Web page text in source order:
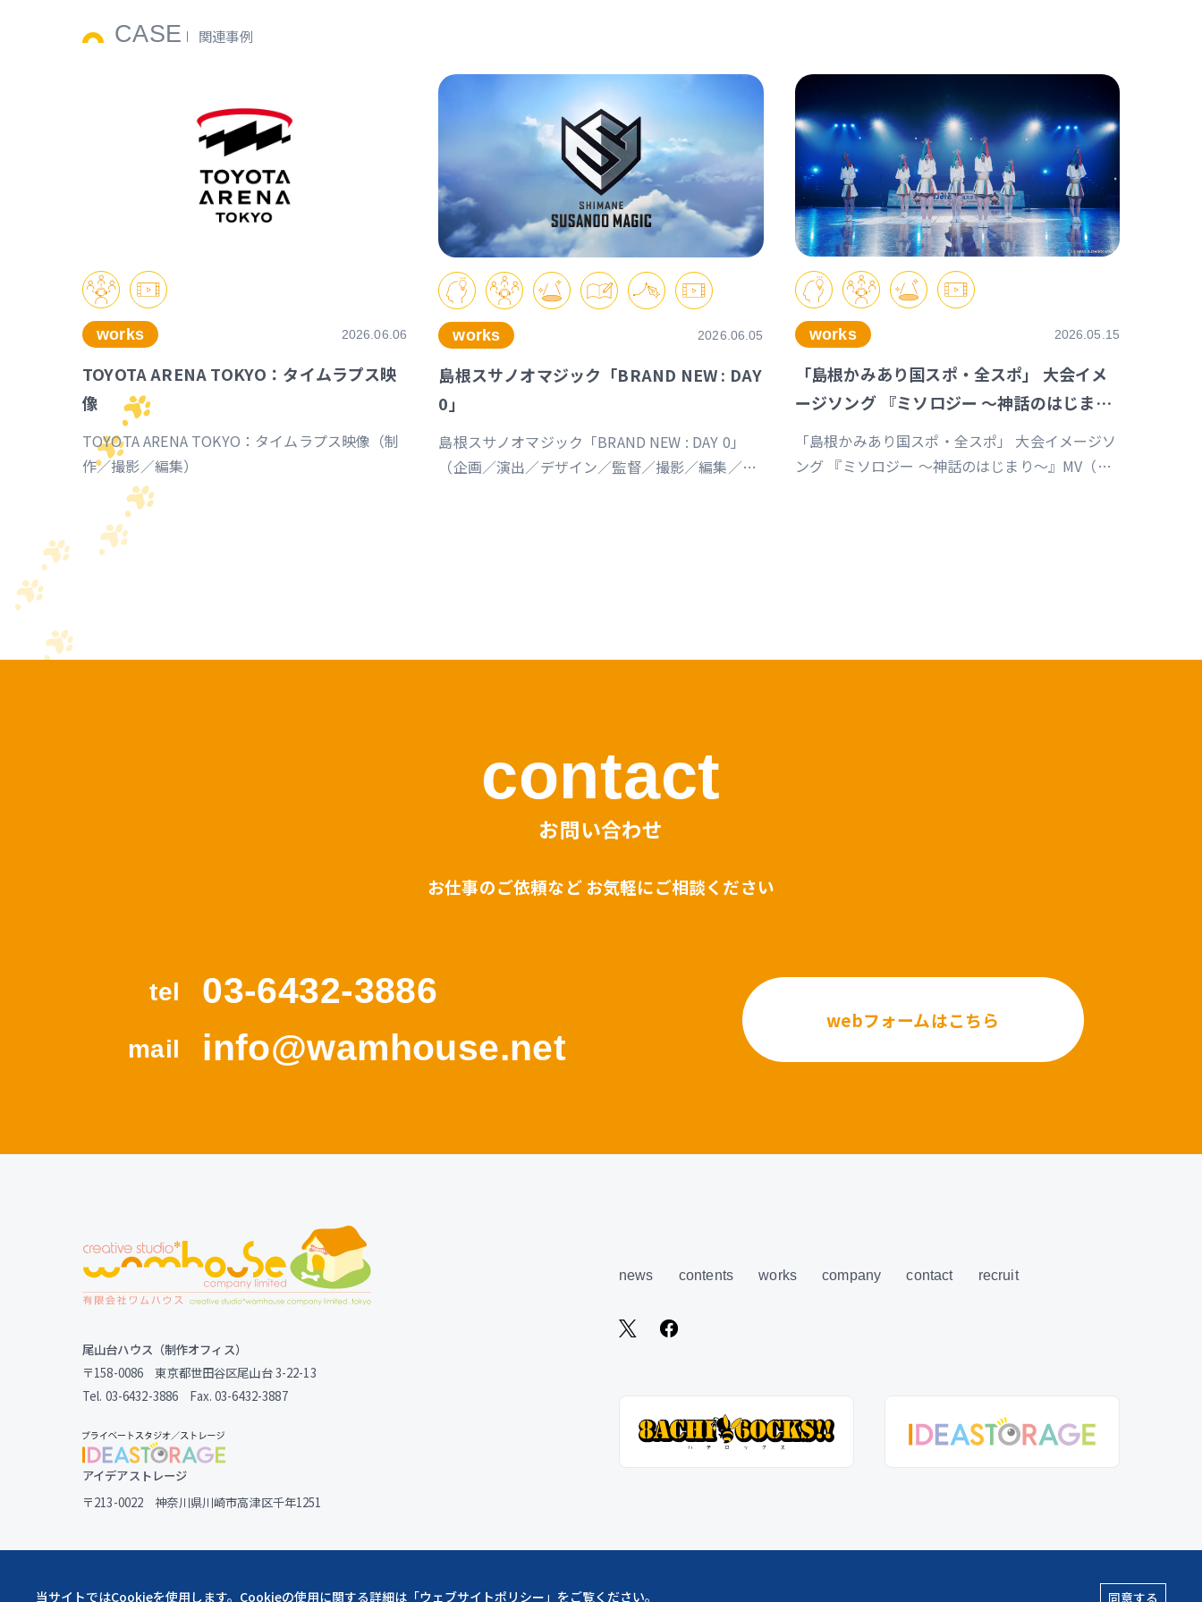
CASE 関連事例
works 2026.06.06
TOYOTA ARENA TOKYO：タイムラプス映
像
TOYOTA ARENA TOKYO：タイムラプス映像（制
作／撮影／編集）
works 2026.06.05
島根スサノオマジック「BRAND NEW : DAY
0」
島根スサノオマジック「BRAND NEW : DAY 0」
（企画／演出／デザイン／監督／撮影／編集／制
works 2026.05.15
「島根かみあり国スポ・全スポ」 大会イメ
ージソング 『ミソロジー ～神話のはじまり
～』MV
「島根かみあり国スポ・全スポ」 大会イメージソ
ング 『ミソロジー ～神話のはじまり～』MV（企
contact
お問い合わせ
お仕事のご依頼など お気軽にご相談ください
tel 03-6432-3886
mail info@wamhouse.net
webフォームはこちら
尾山台ハウス（制作オフィス）
〒158-0086 東京都世田谷区尾山台 3-22-13
Tel. 03-6432-3886 Fax. 03-6432-3887
アイデアストレージ
〒213-0022 神奈川県川崎市高津区千年1251
news contents works company contact recruit
同意する
当サイトではCookieを使用します。Cookieの使用に関する詳細は「ウェブサイトポリシー」をご覧ください。